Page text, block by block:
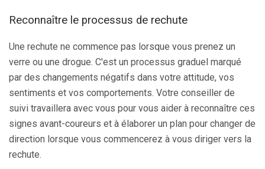
Reconnaître le processus de rechute
Une rechute ne commence pas lorsque vous prenez un
verre ou une drogue. C'est un processus graduel marqué
par des changements négatifs dans votre attitude, vos
sentiments et vos comportements. Votre conseiller de
suivi travaillera avec vous pour vous aider à reconnaître ces
signes avant-coureurs et à élaborer un plan pour changer de
direction lorsque vous commencerez à vous diriger vers la
rechute.